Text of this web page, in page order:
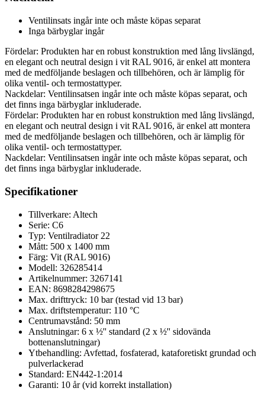
Ventilinsats ingår inte och måste köpas separat
Inga bärbyglar ingår
Fördelar: Produkten har en robust konstruktion med lång livslängd,
en elegant och neutral design i vit RAL 9016, är enkel att montera
med de medföljande beslagen och tillbehören, och är lämplig för
olika ventil- och termostattyper.
Nackdelar: Ventilinsatsen ingår inte och måste köpas separat, och
det finns inga bärbyglar inkluderade.
Fördelar: Produkten har en robust konstruktion med lång livslängd,
en elegant och neutral design i vit RAL 9016, är enkel att montera
med de medföljande beslagen och tillbehören, och är lämplig för
olika ventil- och termostattyper.
Nackdelar: Ventilinsatsen ingår inte och måste köpas separat, och
det finns inga bärbyglar inkluderade.
Specifikationer
Tillverkare: Altech
Serie: C6
Typ: Ventilradiator 22
Mått: 500 x 1400 mm
Färg: Vit (RAL 9016)
Modell: 326285414
Artikelnummer: 3267141
EAN: 8698284298675
Max. drifttryck: 10 bar (testad vid 13 bar)
Max. driftstemperatur: 110 °C
Centrumavstånd: 50 mm
Anslutningar: 6 x ½'' standard (2 x ½'' sidovända
bottenanslutningar)
Ytbehandling: Avfettad, fosfaterad, kataforetiskt grundad och
pulverlackerad
Standard: EN442-1:2014
Garanti: 10 år (vid korrekt installation)